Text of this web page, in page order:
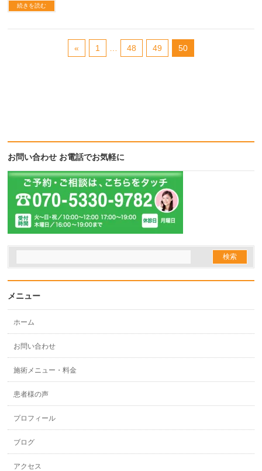
続きを読む
« 1 48 49 50
お問い合わせ お電話でお気軽に
メニュー
ホーム
お問い合わせ
施術メニュー・料金
患者様の声
プロフィール
ブログ
アクセス